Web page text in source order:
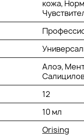
кожа,
Алоэ,
12
10 мл
Orising